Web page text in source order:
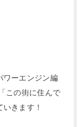
ワーエンジン編
この街に住んで
きます！